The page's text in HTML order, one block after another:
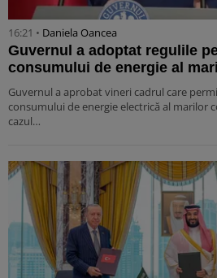
16:21 • Daniela Oancea
Guvernul a adoptat regulile
consumului de energie al
Guvernul a aprobat vineri cadrul care
consumului de energie electrică al marilor
cazul…